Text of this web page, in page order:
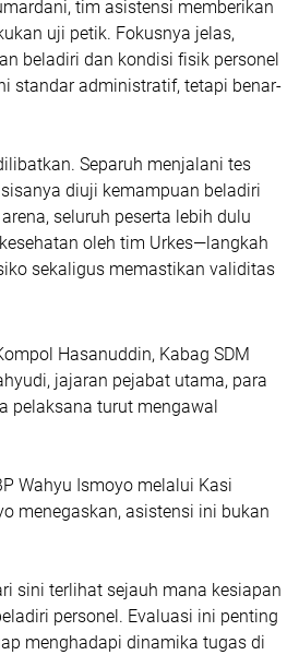
tim asistensi memberikan
uji petik. Fokusnya jelas,
beladiri dan kondisi fisik personel
standar administratif, tetapi benar-
Separuh menjalani tes
diuji kemampuan beladiri
seluruh peserta lebih dulu
oleh tim Urkes—langkah
sekaligus memastikan validitas
Hasanuddin, Kabag SDM
jajaran pejabat utama, para
pelaksana turut mengawal
Wahyu Ismoyo melalui Kasi
menegaskan, asistensi ini bukan
sini terlihat sejauh mana kesiapan
personel. Evaluasi ini penting
menghadapi dinamika tugas di